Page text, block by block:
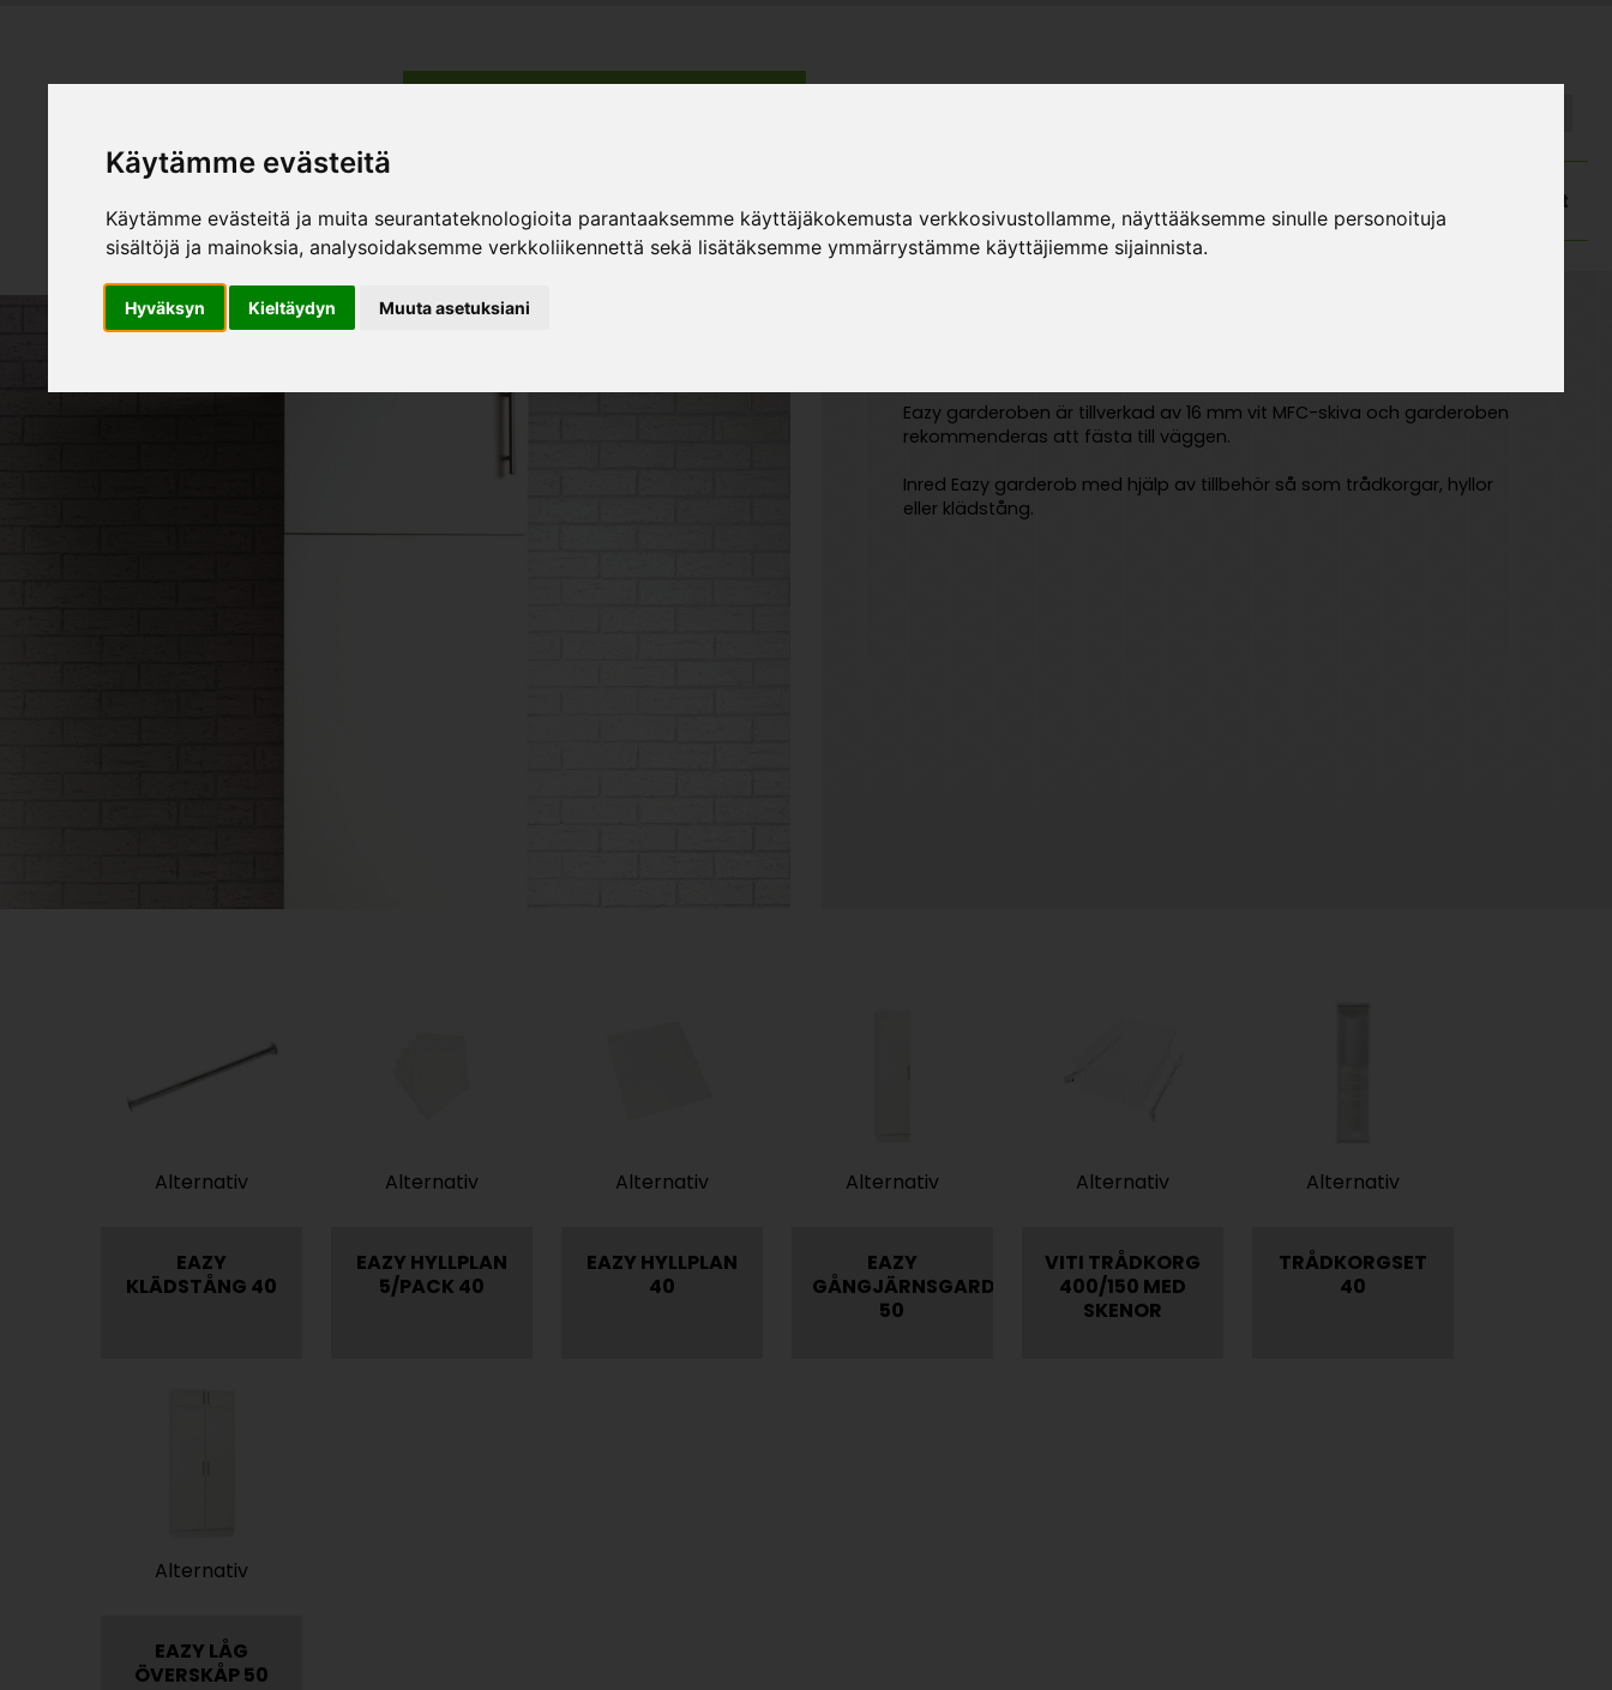
Käytämme evästeitä
Käytämme evästeitä ja muita seurantateknologioita parantaaksemme käyttäjäkokemusta verkkosivustollamme, näyttääksemme sinulle personoituja
sisältöjä ja mainoksia, analysoidaksemme verkkoliikennettä sekä lisätäksemme ymmärrystämme käyttäjiemme sijainnista.
Hyväksyn Kieltäydyn Muuta asetuksiani
Kundtjänst
Eazy garderoben är tillverkad av 16 mm vit MFC-skiva och garderoben
rekommenderas att fästa till väggen.
Inred Eazy garderob med hjälp av tillbehör så som trådkorgar, hyllor
eller klädstång.
Alternativ
EAZY
KLÄDSTÅNG 40
Alternativ
EAZY HYLLPLAN
5/PACK 40
Alternativ
EAZY HYLLPLAN
40
Alternativ
EAZY
GÅNGJÄRNSGARDEROB
50
Alternativ
VITI TRÅDKORG
400/150 MED
SKENOR
Alternativ
TRÅDKORGSET
40
Alternativ
EAZY LÅG
ÖVERSKÅP 50